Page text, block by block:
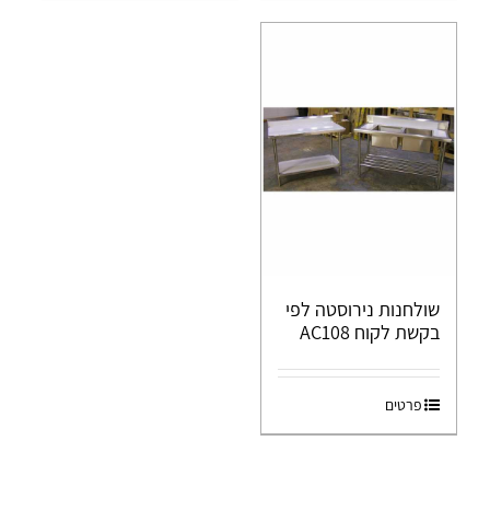
שולחנות נירוסטה לפי
בקשת לקוח AC108
פרטים